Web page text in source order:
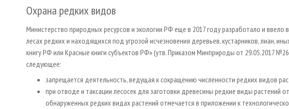
Охрана редких видов
Министерство природных ресурсов и экологии РФ еще в 2017 году разработало и
лесах редких и находящихся под угрозой исчезновения деревьев, кустарников, лиан,
книгу РФ или Красные книги субъектов РФ» (утв. Приказом Минприроды от 29.05.2017
следующее:
запрещается деятельность, ведущая к сокращению численности редких видов
при отводе и таксации лесосек для заготовки древесины редкие виды растений
обнаруженных редких видах растений отмечается в приложении к